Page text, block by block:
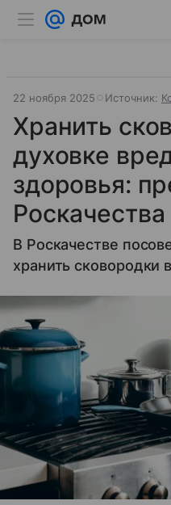
22 ноября 2025 Источник:
Хранить
духовке
здоровья:
Роскачества
В Роскачестве
хранить сковородки